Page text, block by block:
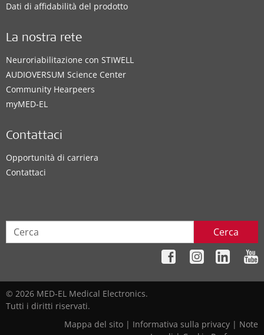
Dati di affidabilità del prodotto
La nostra rete
Neuroriabilitazione con STIWELL
AUDIOVERSUM Science Center
Community Hearpeers
myMED‑EL
Contattaci
Opportunità di carriera
Contattaci
Cerca
© 2026 MED-EL Medical Electronics.
Tutti i diritti riservati.
Mappa del sito | Informativa sulla privacy | Note